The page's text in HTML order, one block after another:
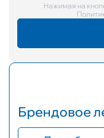
Нажимая на
Брендовое